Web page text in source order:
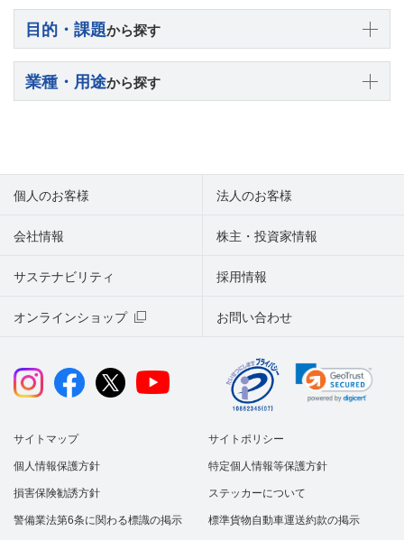
目的・課題から探す
業種・用途から探す
個人のお客様 法人のお客様
会社情報 株主・投資家情報
サステナビリティ
オンラインショップ お問い合わせ
採用情報
サイトマップ サイトポリシー
個人情報保護方針 特定個人情報等保護方針
損害保険勧誘方針 ステッカーについて
警備業法第6条に関わる標識の掲示 標準貨物自動車運送約款の掲示